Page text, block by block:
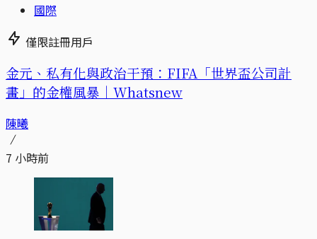
國際
僅限註冊用戶
金元、私有化與政治干預：FIFA「世界盃公司計
畫」的金權風暴｜Whatsnew
陳曦
7 小時前